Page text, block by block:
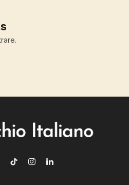
TikTokInstagramLinkedIn